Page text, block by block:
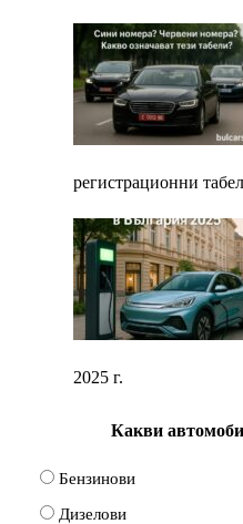
регистрационни
2025 г.
Какви
Бензинови
Дизелови